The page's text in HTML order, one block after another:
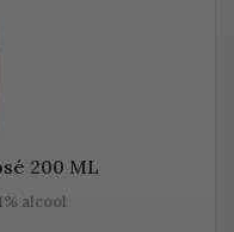
200 ML
alcool